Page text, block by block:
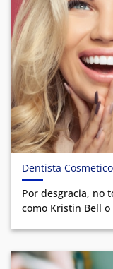
Dentista
Por desgracia, no
como Kristin Bell